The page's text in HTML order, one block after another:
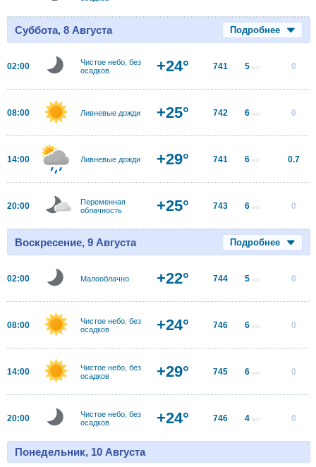
Суббота, 8 Августа Подробнее
02:00
Чистое небо, без
осадков
+24° 741 5 м/с 0
08:00 Ливневые дожди +25° 742 6 м/с 0
14:00 Ливневые дожди +29° 741 6 м/с 0.7
20:00
Переменная
облачность
+25° 743 6 м/с 0
Воскресение, 9 Августа Подробнее
02:00 Малооблачно +22° 744 5 м/с 0
08:00
Чистое небо, без
осадков
+24° 746 6 м/с 0
14:00
Чистое небо, без
осадков
+29° 745 6 м/с 0
20:00
Чистое небо, без
осадков
+24° 746 4 м/с 0
Понедельник, 10 Августа